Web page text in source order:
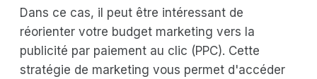
Dans ce cas, il peut être intéressant de
réorienter votre budget marketing vers la
publicité par paiement au clic (PPC). Cette
stratégie de marketing vous permet d'accéder